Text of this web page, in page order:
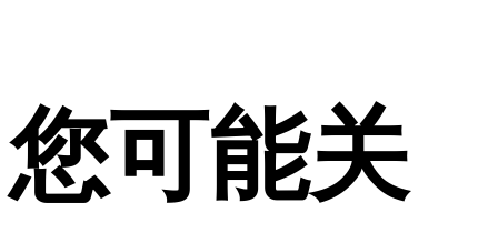
您可能关